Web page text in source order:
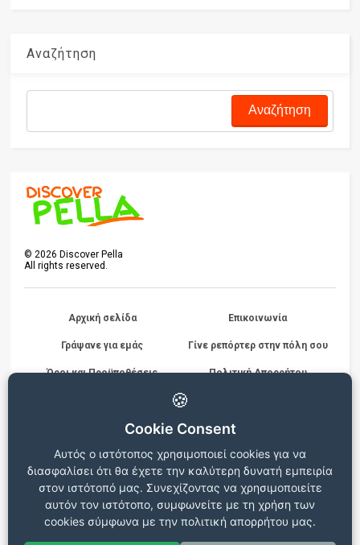
🍪
Cookie Consent
Αυτός ο ιστότοπος χρησιμοποιεί cookies για να
διασφαλίσει ότι θα έχετε την καλύτερη δυνατή εμπειρία
στον ιστότοπό μας. Συνεχίζοντας να χρησιμοποιείτε
αυτόν τον ιστότοπο, συμφωνείτε με τη χρήση των
cookies σύμφωνα με την πολιτική απορρήτου μας.
Αναζήτηση
© 2026 Discover Pella
All rights reserved.
Αρχική σελίδα Επικοινωνία
Γράψανε για εμάς Γίνε ρεπόρτερ στην πόλη σου
Όροι και Προϋποθέσεις
Πολιτική Απορρήτου
Ο ιστότοπος βρίσκεται σε δοκιμαστική λειτουργία, για
οποιεσδήποτε παρατηρήσεις ή προβλήματα επικοινωνήστε στο
info@discoverpella.gr